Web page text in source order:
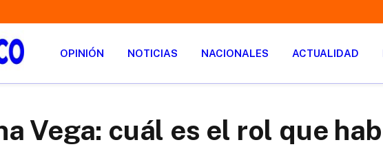
OPINIÓN NOTICIAS NACIONALES ACTUALIDAD
Vega: cuál es el rol que